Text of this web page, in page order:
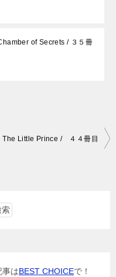
of Secrets / ３５冊
The Little Prince / ４４冊目
事はBEST CHOICEで！